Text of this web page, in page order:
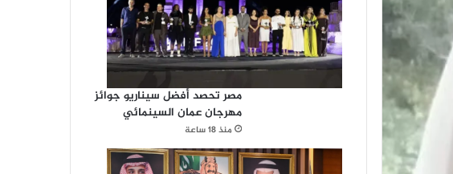
مصر تحصد أفضل سيناريو جوائز
مهرجان عمان السينمائي
منذ 18 ساعة